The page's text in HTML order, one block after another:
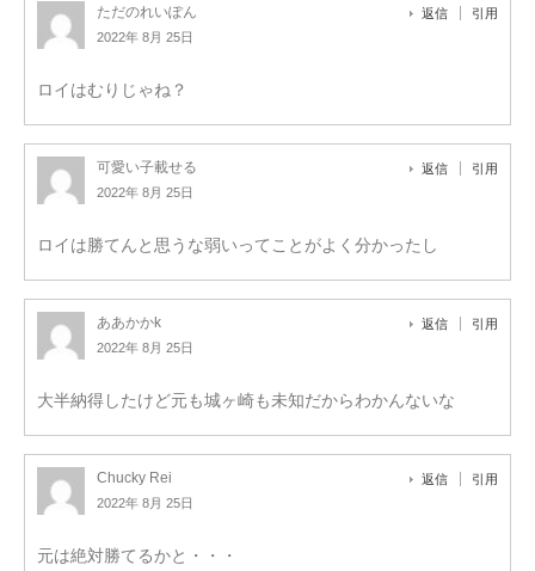
ただのれいぽん
2022年 8月 25日
返信 引用
ロイはむりじゃね？
可愛い子載せる
2022年 8月 25日
返信 引用
ロイは勝てんと思うな弱いってことがよく分かったし
ああかかk
2022年 8月 25日
返信 引用
大半納得したけど元も城ヶ崎も未知だからわかんないな
Chucky Rei
2022年 8月 25日
返信 引用
元は絶対勝てるかと・・・